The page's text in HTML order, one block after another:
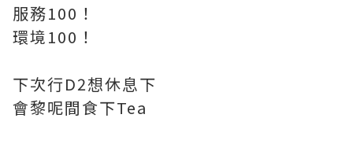
服務100！
環境100！
下次行D2想休息下
會黎呢間食下Tea